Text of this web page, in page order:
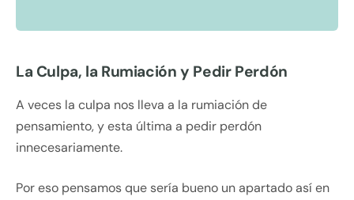
La Culpa, la Rumiación y Pedir Perdón
A veces la culpa nos lleva a la rumiación de
pensamiento, y esta última a pedir perdón
innecesariamente.
Por eso pensamos que sería bueno un apartado así en